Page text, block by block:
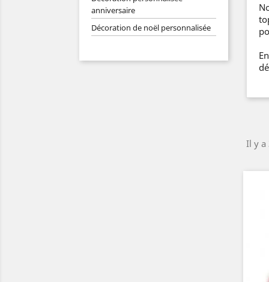
anniversaire
Décoration de noël personnalisée
Il y a